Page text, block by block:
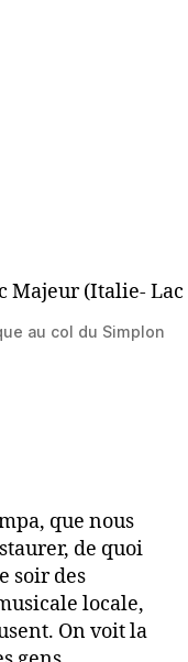
au col du Simplon
que nous
de quoi
soir des
locale,
On voit la